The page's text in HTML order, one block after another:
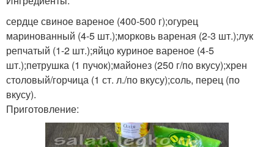
сердце свиное вареное (400-500 г);огурец
маринованный (4-5 шт.);морковь вареная (2-3 шт.);лук
репчатый (1-2 шт.);яйцо куриное вареное (4-5
шт.);петрушка (1 пучок);майонез (250 г/по вкусу);хрен
столовый/горчица (1 ст. л./по вкусу);соль, перец (по
вкусу).
Приготовление: